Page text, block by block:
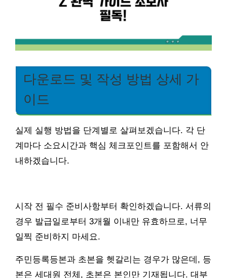
다운로드 및 작성 방법 상세 가
이드
실제 실행 방법을 단계별로 살펴보겠습니다. 각 단
계마다 소요시간과 핵심 체크포인트를 포함해서 안
내하겠습니다.
시작 전 필수 준비사항부터 확인하겠습니다. 서류의
경우 발급일로부터 3개월 이내만 유효하므로, 너무
일찍 준비하지 마세요.
주민등록등본과 초본을 헷갈리는 경우가 많은데, 등
본은 세대원 전체, 초본은 본인만 기재됩니다. 대부